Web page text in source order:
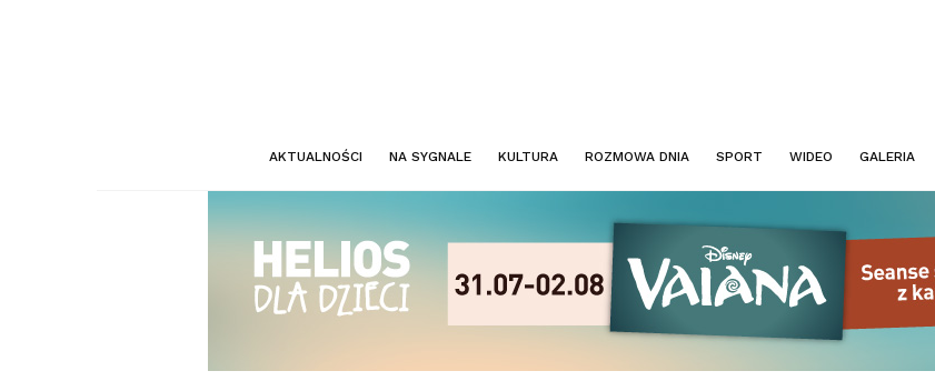
AKTUALNOŚCI NA SYGNALE KULTURA ROZMOWA DNIA SPORT WIDEO GALERIA